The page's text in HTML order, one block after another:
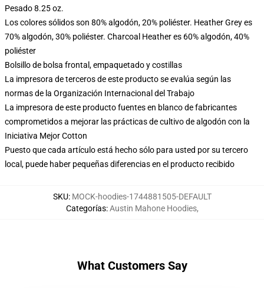
Pesado 8.25 oz.
Los colores sólidos son 80% algodón, 20% poliéster. Heather Grey es
70% algodón, 30% poliéster. Charcoal Heather es 60% algodón, 40%
poliéster
Bolsillo de bolsa frontal, empaquetado y costillas
La impresora de terceros de este producto se evalúa según las
normas de la Organización Internacional del Trabajo
La impresora de este producto fuentes en blanco de fabricantes
comprometidos a mejorar las prácticas de cultivo de algodón con la
Iniciativa Mejor Cotton
Puesto que cada artículo está hecho sólo para usted por su tercero
local, puede haber pequeñas diferencias en el producto recibido
SKU: MOCK-hoodies-1744881505-DEFAULT
Categorías:Austin Mahone Hoodies,
What Customers Say